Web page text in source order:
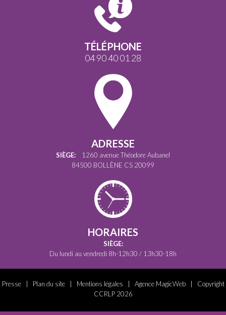
TÉLÉPHONE
04 90 40 01 28
ADRESSE
SIÈGE: 1260 avenue Théodore Aubanel
84500 BOLLÈNE CS 20099
HORAIRES
SIÈGE:
Du lundi au vendredi 8h-12h30 / 13h30-18h
Presse| Plan du site| Mentions légales Agence MagicWeb| Copyright
CCRLP 2026